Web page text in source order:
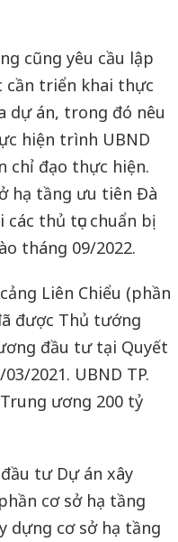
cũng yêu cầu lập
cần triển khai thực
dự án, trong đó nêu
hiện trình UBND
chỉ đạo thực hiện.
hạ tầng ưu tiên Đà
thủ tục chuẩn bị
tháng 09/2022.
Liên Chiểu (phần
được Thủ tướng
đầu tư tại Quyết
2021. UBND TP.
ương 200 tỷ
tư Dự án xây
cơ sở hạ tầng
dựng cơ sở hạ tầng